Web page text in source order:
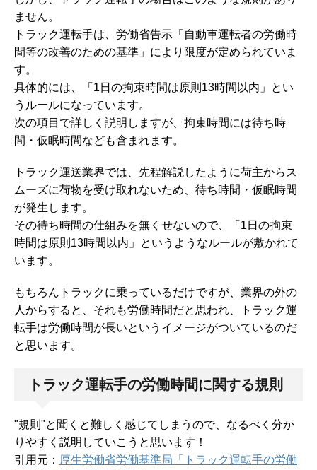
ません。
トラック運転手は、労働省告示「自動車運転者の労働時
間等の改善のための基準」により限度が定められていま
す。
具体的には、「1日の拘束時間は原則13時間以内」とい
うルールになっています。
次の項目で詳しく説明しますが、拘束時間には待ち時
間・仮眠時間なども含まれます。
トラック運送業界では、先程解説したように荷主からス
ムーズに荷物を受け取れないため、待ち時間・仮眠時間
が発生します。
その待ち時間の仕組みを無くせないので、「1日の拘束
時間は原則13時間以内」というようなルールが敷かれて
います。
もちろんトラックに乗っているだけですが、業界の外の
人からすると、それも労働時間だと思われ、トラック運
転手は労働時間が長いというイメージがついているのだ
と思います。
トラック運転手の労働時間に関する規則
"規則"と聞くと難しく感じてしまうので、なるべく分か
りやすく説明していこうと思います！
引用元： 厚生労働省労働基準局「トラック運転手の労働